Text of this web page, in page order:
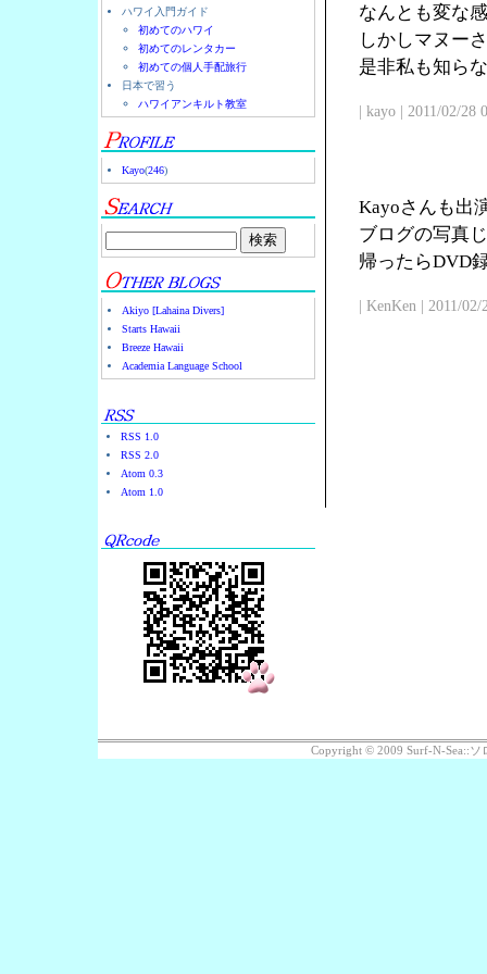
ハワイ入門ガイド
初めてのハワイ
初めてのレンタカー
初めての個人手配旅行
日本で習う
ハワイアンキルト教室
Kayo(246)
Akiyo [Lahaina Divers]
Starts Hawaii
Breeze Hawaii
Academia Language School
RSS 1.0
RSS 2.0
Atom 0.3
Atom 1.0
なんとも変な
しかしマヌー
是非私も知ら
| kayo | 2011/02/28
Kayoさんも出
ブログの写真
帰ったらDVD
| KenKen | 2011/
Copyright © 2009 Surf-N-Sea::